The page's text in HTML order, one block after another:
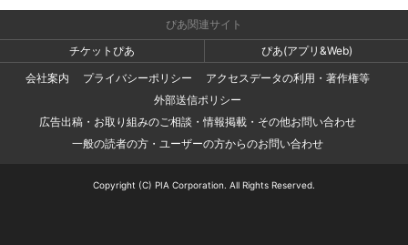
ぴあ関連サイト
チケットぴあ
ぴあ(アプリ&Web)
会社案内
プライバシーポリシー
アクセスデータの利用・著作権等
外部送信ポリシー
広告出稿・お取り組みのご相談・情報掲載・その他お問い合わせ
一般の読者の方・ユーザーの方からのお問い合わせ
Copyright (C) PIA Corporation. All Rights Reserved.